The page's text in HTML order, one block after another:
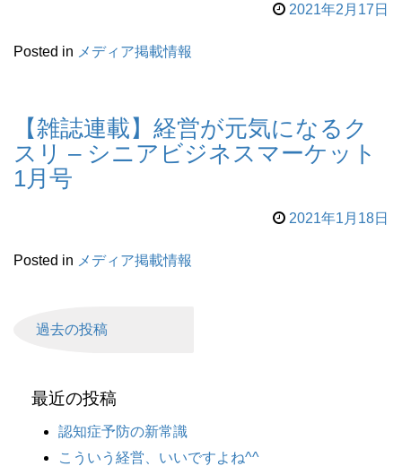
2021年2月17日
Posted in メディア掲載情報
【雑誌連載】経営が元気になるク
スリ – シニアビジネスマーケット
1月号
2021年1月18日
Posted in メディア掲載情報
過去の投稿
最近の投稿
認知症予防の新常識
こういう経営、いいですよね^^